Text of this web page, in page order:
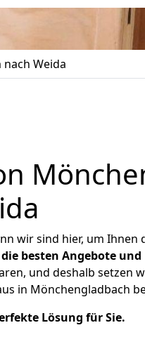
Weida
wir sind hier, um Ihnen
die besten Angebote und
und deshalb setzen
in Mönchengladbach
Lösung für Sie.